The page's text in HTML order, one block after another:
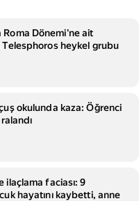
Dönemi'ne ait
Telesphoros heykel grubu
okulunda kaza: Öğrenci
ilaçlama faciası: 9
hayatını kaybetti, anne